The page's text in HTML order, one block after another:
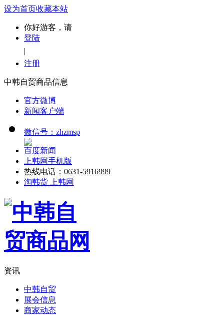
设为首页收藏本站
你好游客，请
登陆
|
注册
中韩自贸商品信息
官方微博
新闻客户端
微信号：zhzmsp
百度新闻
上韩网手机版
热线电话：0631-5916999
淘韩货 上韩网
资讯
中韩自贸
展会信息
商家动态